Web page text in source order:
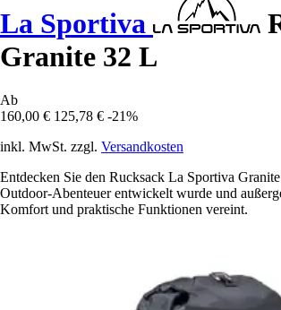
La Sportiva
Granite 32 L
Ab
160,00 € 125,78 € -21%
inkl. MwSt. zzgl. Versandkosten
Entdecken Sie den Rucksack La Sportiva
Outdoor-Abenteuer entwickelt wurde und
Komfort und praktische Funktionen vereint.